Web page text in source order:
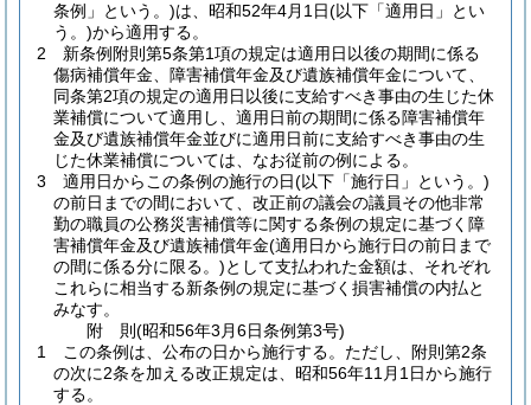
条例」という。)は、昭和52年4月1日(以下「適用日」とい
う。)から適用する。
2
新条例附則第5条第1項の規定は適用日以後の期間に係る
傷病補償年金、障害補償年金及び遺族補償年金について、
同条第2項の規定の適用日以後に支給すべき事由の生じた休
業補償について適用し、適用日前の期間に係る障害補償年
金及び遺族補償年金並びに適用日前に支給すべき事由の生
じた休業補償については、なお従前の例による。
3
適用日からこの条例の施行の日(以下「施行日」という。)
の前日までの間において、改正前の議会の議員その他非常
勤の職員の公務災害補償等に関する条例の規定に基づく障
害補償年金及び遺族補償年金(適用日から施行日の前日まで
の間に係る分に限る。)として支払われた金額は、それぞれ
これらに相当する新条例の規定に基づく損害補償の内払と
みなす。
附 則(昭和56年3月6日条例第3号)
1
この条例は、公布の日から施行する。 ただし、附則第2条
の次に2条を加える改正規定は、昭和56年11月1日から施行
する。